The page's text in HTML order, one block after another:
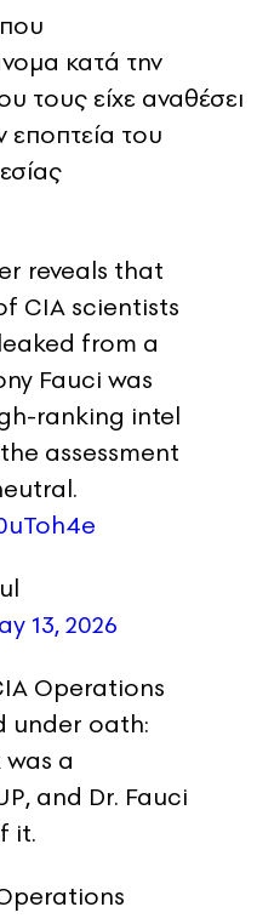
κατά την
τους είχε αναθέσει
του
reveals that
CIA scientists
from a
Fauci was
ranking intel
assessment
13, 2026
Operations
under oath:
a
and Dr. Fauci
it.